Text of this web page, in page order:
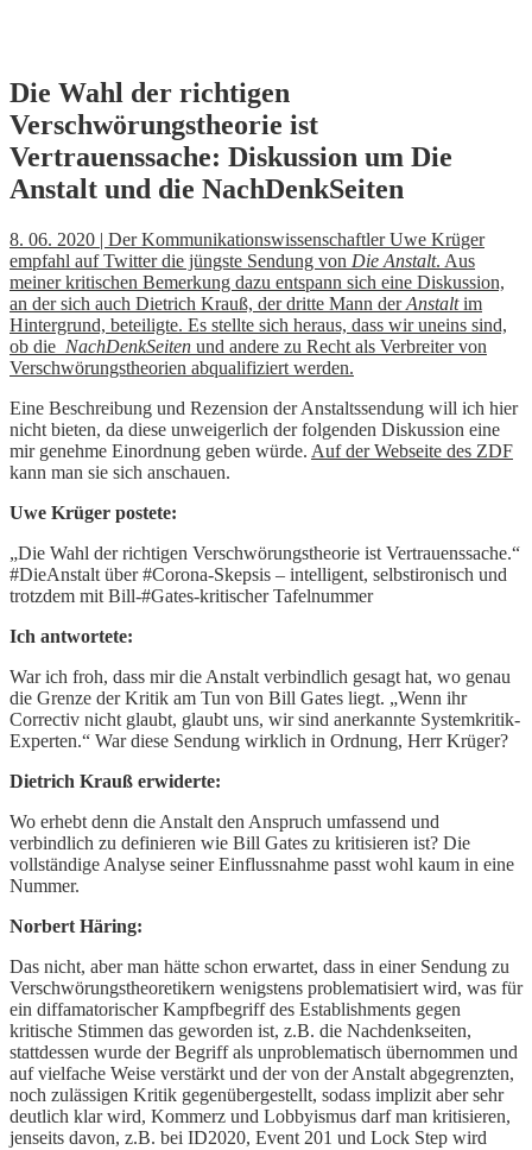
Skip
to
content
Die Wahl der richtigen
Verschwörungstheorie ist
Vertrauenssache: Diskussion um Die
Anstalt und die NachDenkSeiten
8. 06. 2020 | Der Kommunikationswissenschaftler Uwe Krüger
empfahl auf Twitter die jüngste Sendung von Die Anstalt. Aus
meiner kritischen Bemerkung dazu entspann sich eine Diskussion,
an der sich auch Dietrich Krauß, der dritte Mann derAnstaltim
Hintergrund, beteiligte. Es stellte sich heraus, dass wir uneins sind,
ob die NachDenkSeiten und andere zu Recht als Verbreiter von
Verschwörungstheorien abqualifiziert werden.
Eine Beschreibung und Rezension der Anstaltssendung will ich hier
nicht bieten, da diese unweigerlich der folgenden Diskussion eine
mir genehme Einordnung geben würde. Auf der Webseite des ZDF
kann man sie sich anschauen.
Uwe Krüger postete:
„Die Wahl der richtigen Verschwörungstheorie ist Vertrauenssache.“
#DieAnstalt über #Corona-Skepsis – intelligent, selbstironisch und
trotzdem mit Bill-#Gates-kritischer Tafelnummer
Ich antwortete:
War ich froh, dass mir die Anstalt verbindlich gesagt hat, wo genau
die Grenze der Kritik am Tun von Bill Gates liegt. „Wenn ihr
Correctiv nicht glaubt, glaubt uns, wir sind anerkannte Systemkritik-
Experten.“ War diese Sendung wirklich in Ordnung, Herr Krüger?
Dietrich Krauß erwiderte:
Wo erhebt denn die Anstalt den Anspruch umfassend und
verbindlich zu definieren wie Bill Gates zu kritisieren ist? Die
vollständige Analyse seiner Einflussnahme passt wohl kaum in eine
Nummer.
Norbert Häring:
Das nicht, aber man hätte schon erwartet, dass in einer Sendung zu
Verschwörungstheoretikern wenigstens problematisiert wird, was für
ein diffamatorischer Kampfbegriff des Establishments gegen
kritische Stimmen das geworden ist, z.B. die Nachdenkseiten,
stattdessen wurde der Begriff als unproblematisch übernommen und
auf vielfache Weise verstärkt und der von der Anstalt abgegrenzten,
noch zulässigen Kritik gegenübergestellt, sodass implizit aber sehr
deutlich klar wird, Kommerz und Lobbyismus darf man kritisieren,
jenseits davon, z.B. bei ID2020, Event 201 und Lock Step wird